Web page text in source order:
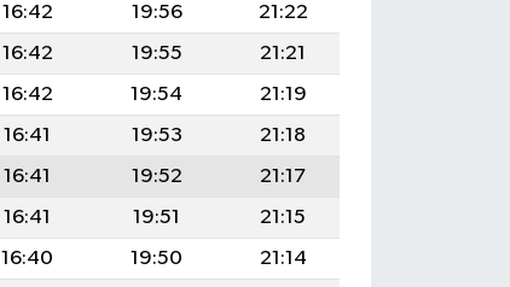
16:42 19:56
21:22
16:42 19:55
21:21
16:42 19:54
21:19
16:41 19:53
21:18
16:41 19:52
21:17
16:41 19:51
21:15
16:40 19:50
21:14